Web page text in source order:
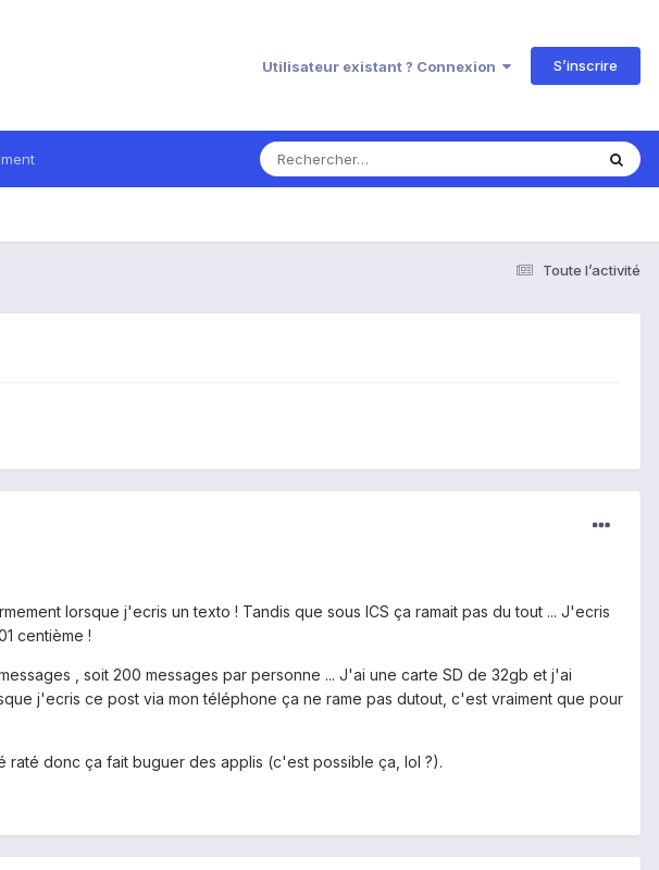
Utilisateur existant ? Connexion S’inscrire
Toute l’activité
lorsque j'ecris un texto ! Tandis que sous ICS ça ramait pas du tout ... J'ecris
centième !
, soit 200 messages par personne ... J'ai une carte SD de 32gb et j'ai
j'ecris ce post via mon téléphone ça ne rame pas dutout, c'est vraiment que pour
donc ça fait buguer des applis (c'est possible ça, lol ?).